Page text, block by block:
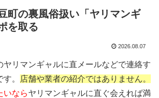
町の裏風俗扱い「ヤリマンギ
を取る
2026.08.07
ヤリマンギャルに直メールなどで連絡す
。
店舗や業者の紹介ではありません。
いならヤリマンギャルに直ぐ会えれば満